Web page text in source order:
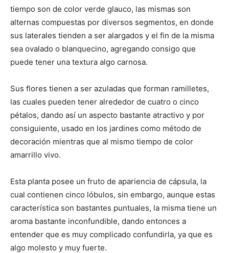
tiempo son de color verde glauco, las mismas son
alternas compuestas por diversos segmentos, en donde
sus laterales tienden a ser alargados y el fin de la misma
sea ovalado o blanquecino, agregando consigo que
puede tener una textura algo carnosa.
Sus flores tienen a ser azuladas que forman ramilletes,
las cuales pueden tener alrededor de cuatro o cinco
pétalos, dando así un aspecto bastante atractivo y por
consiguiente, usado en los jardines como método de
decoración mientras que al mismo tiempo de color
amarrillo vivo.
Esta planta posee un fruto de apariencia de cápsula, la
cual contienen cinco lóbulos, sin embargo, aunque estas
característica son bastantes puntuales, la misma tiene un
aroma bastante inconfundible, dando entonces a
entender que es muy complicado confundirla, ya que es
algo molesto y muy fuerte.